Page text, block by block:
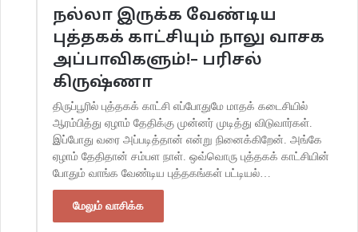
­நல்லா இருக்க வேண்டிய
புத்தகக் காட்சியும் நாலு வாசக
அப்பாவிகளும்!– பரிசல்
கிருஷ்ணா
திருப்பூரில் புத்தகக் காட்சி எப்போதுமே மாதக் கடைசியில்
ஆரம்பித்து ஏழாம் தேதிக்கு முன்னர் முடித்து விடுவார்கள்.
இப்போது வரை அப்படித்தான் என்று நினைக்கிறேன். அங்கே
ஏழாம் தேதிதான் சம்பள நாள். ஒவ்வொரு புத்தகக் காட்சியின்
போதும் வாங்க வேண்டிய புத்தகங்கள் பட்டியல்…
மேலும் வாசிக்க